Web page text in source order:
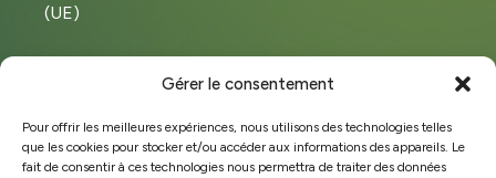
Gérer le consentement
Pour offrir les meilleures expériences, nous utilisons des technologies telles
que les cookies pour stocker et/ou accéder aux informations des appareils. Le
fait de consentir à ces technologies nous permettra de traiter des données
(UE)
Facebook